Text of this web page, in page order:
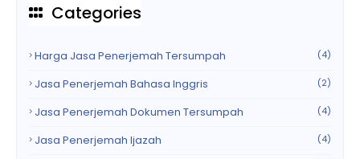
Categories
Harga Jasa Penerjemah Tersumpah (4)
Jasa Penerjemah Bahasa Inggris (2)
Jasa Penerjemah Dokumen Tersumpah (4)
Jasa Penerjemah Ijazah (4)